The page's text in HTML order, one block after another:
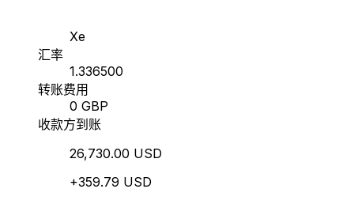
Xe
汇率
1.336500
转账费用
0 GBP
收款方到账
26,730.00 USD
+359.79 USD